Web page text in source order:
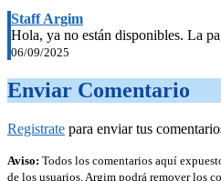
Staff Argim
Hola, ya no están disponibles. La
06/09/2025
Enviar Comentario
Registrate para enviar tus
Aviso: Todos los comentarios aquí
de los usuarios. Argim podrá remover los